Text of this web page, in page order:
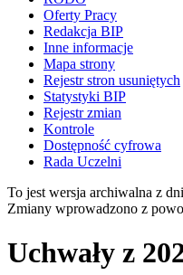
Oferty Pracy
Redakcja BIP
Inne informacje
Mapa strony
Rejestr stron usuniętych
Statystyki BIP
Rejestr zmian
Kontrole
Dostępność cyfrowa
Rada Uczelni
To jest wersja archiwalna z
Zmiany wprowadzono z
Uchwały z